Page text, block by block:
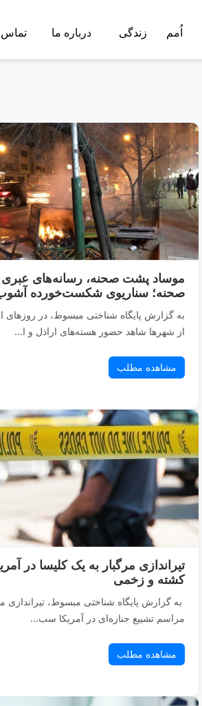
اُمم زندگی درباره ما تماس
موساد پشت صحنه، رسانه‌های
صحنه؛ سناریوی شکست‌خورده آشوب
به گزارش پایگاه شناختی مبسوط، در روزهای
از شهرها شاهد حضور هسته‌های اراذل و ا...
مشاهده مطلب
کشته و زخمی
به گزارش پایگاه شناختی مبسوط، تیراندازی
مراسم تشییع جنازه‌ای در آمریکا سب...
مشاهده مطلب